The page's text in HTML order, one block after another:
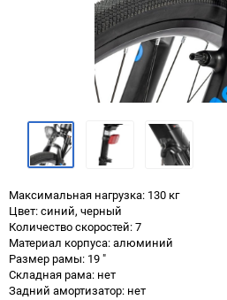
Максимальная нагрузка: 130 кг
Цвет: синий, черный
Количество скоростей: 7
Материал корпуса: алюминий
Размер рамы: 19 "
Складная рама: нет
Задний амортизатор: нет